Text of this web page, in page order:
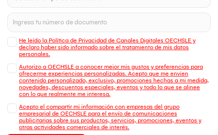
He leído la Política de Privacidad de Canales Digitales OECHSLE y
declaro haber sido informado sobre el tratamiento de mis datos
personales.
Autorizo a OECHSLE a conocer mejor mis gustos y preferencias para
ofrecerme experiencias personalizadas. Acepto que me envien
contenido personalizado, exclusivo, promociones hechas a mi medida,
novedades, descuentos especiales, eventos y todo lo que se alinee
con lo que realmente me interesa.
Acepto el compartir mi información con empresas del grupo
empresarial de OECHSLE para el envío de comunicaciones
publicitarias sobre sus productos, servicios, promociones, eventos y
otras actividades comerciales de interés.